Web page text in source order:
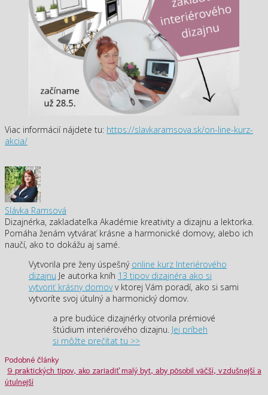
Viac informácií nájdete tu: https://slavkaramsova.sk/on-line-kurz-
akcia/
Slávka Ramsová
Dizajnérka, zakladateľka Akadémie kreativity a dizajnu a lektorka.
Pomáha ženám vytvárať krásne a harmonické domovy, alebo ich
naučí, ako to dokážu aj samé.
Vytvorila pre ženy úspešný online kurz Interiérového
dizajnu Je autorka kníh 13 tipov dizajnéra ako si
vytvoriť krásny domovv ktorej Vám poradí, ako si sami
vytvoríte svoj útulný a harmonický domov.
a pre budúce dizajnérky otvorila prémiové
štúdium interiérového dizajnu. Jej príbeh
si môžte prečítat tu >>
Podobné články
9 praktických tipov, ako zariadiť malý byt, aby pôsobil väčší, vzdušnejší a
útulnejší